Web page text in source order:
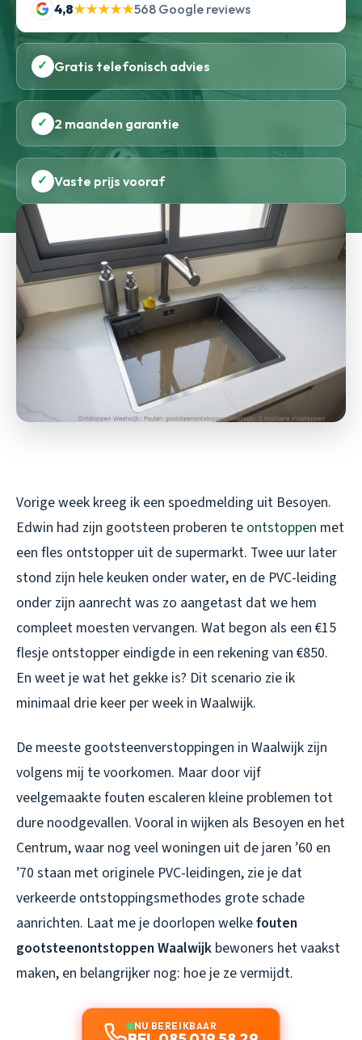
4,8★★★★★568 Google reviews
✓ Gratis telefonisch advies
✓ 2 maanden garantie
✓ Vaste prijs vooraf
Vorige week kreeg ik een spoedmelding uit Besoyen.
Edwin had zijn gootsteen proberen te ontstoppen met
een fles ontstopper uit de supermarkt. Twee uur later
stond zijn hele keuken onder water, en de PVC-leiding
onder zijn aanrecht was zo aangetast dat we hem
compleet moesten vervangen. Wat begon als een €15
flesje ontstopper eindigde in een rekening van €850.
En weet je wat het gekke is? Dit scenario zie ik
minimaal drie keer per week in Waalwijk.
De meeste gootsteenverstoppingen in Waalwijk zijn
volgens mij te voorkomen. Maar door vijf
veelgemaakte fouten escaleren kleine problemen tot
dure noodgevallen. Vooral in wijken als Besoyen en het
Centrum, waar nog veel woningen uit de jaren ’60 en
’70 staan met originele PVC-leidingen, zie je dat
verkeerde ontstoppingsmethodes grote schade
aanrichten. Laat me je doorlopen welkefouten
gootsteenontstoppen Waalwijk bewoners het vaakst
maken, en belangrijker nog: hoe je ze vermijdt.
NU BEREIKBAAR